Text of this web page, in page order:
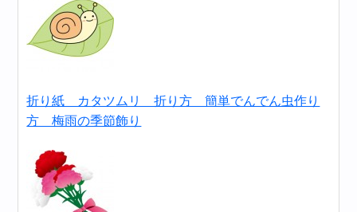
折り紙 カタツムリ 折り方 簡単でんでん虫作り
方 梅雨の季節飾り